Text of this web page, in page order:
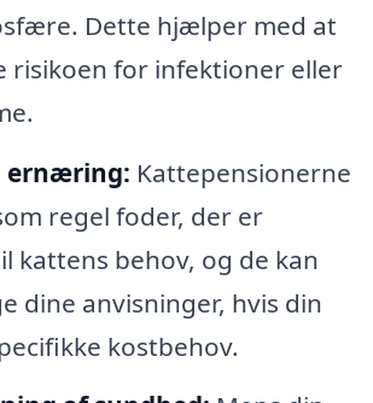
Dette hjælper med at
risikoen for infektioner eller
ernæring: Kattepensionerne
regel foder, der er
kattens behov, og de kan
dine anvisninger, hvis din
kostbehov.